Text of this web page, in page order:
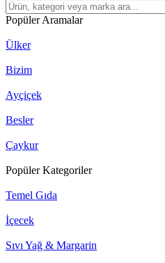
Popüler Aramalar
Ülker
Bizim
Ayçiçek
Besler
Çaykur
Popüler Kategoriler
Temel Gıda
İçecek
Sıvı Yağ & Margarin